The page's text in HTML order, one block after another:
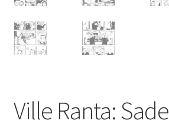
Ville Ranta: Sade